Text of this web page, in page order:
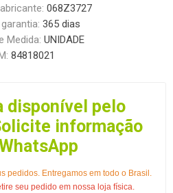
068Z3727
365 dias
Medida: UNIDADE
84818021
disponível pelo
informação
pedidos. Entregamos em todo o Brasil.
seu pedido em nossa loja física.